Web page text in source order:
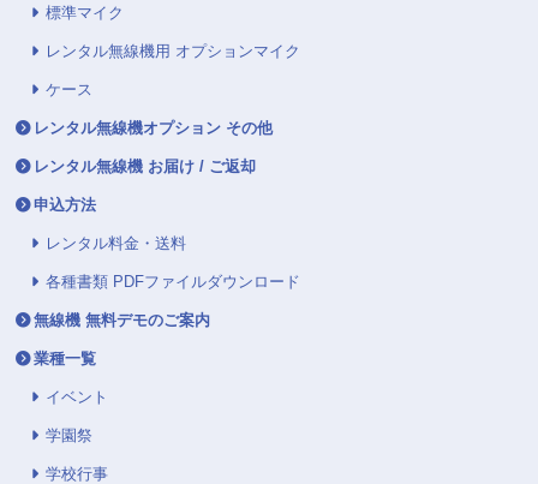
標準マイク
レンタル無線機用 オプションマイク
ケース
レンタル無線機オプション その他
レンタル無線機 お届け / ご返却
申込方法
レンタル料金・送料
各種書類 PDFファイルダウンロード
無線機 無料デモのご案内
業種一覧
イベント
学園祭
学校行事